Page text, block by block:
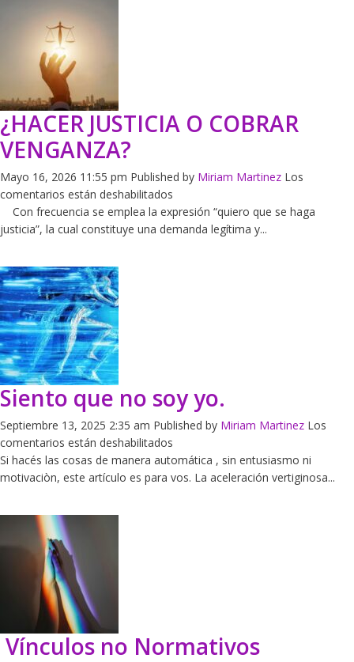
¿HACER JUSTICIA O COBRAR
VENGANZA?
Mayo 16, 2026 11:55 pm Published by Miriam Martinez Los
comentarios están deshabilitados
¿HACER
JUSTICIA
Con frecuencia se emplea la expresión “quiero que se haga
justicia”, la cual constituye una demanda legítima y...
Siento que no soy yo.
Septiembre 13, 2025 2:35 am Published by Miriam Martinez Los
comentarios están deshabilitados
Siento
que
Si hacés las cosas de manera automática , sin entusiasmo ni
motivaciòn, este artículo es para vos. La aceleración vertiginosa...
Vínculos no Normativos